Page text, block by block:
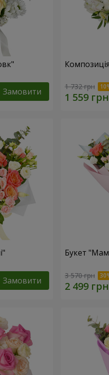
Замовити 1 732 грн
Замовити
Букет
3 570 грн